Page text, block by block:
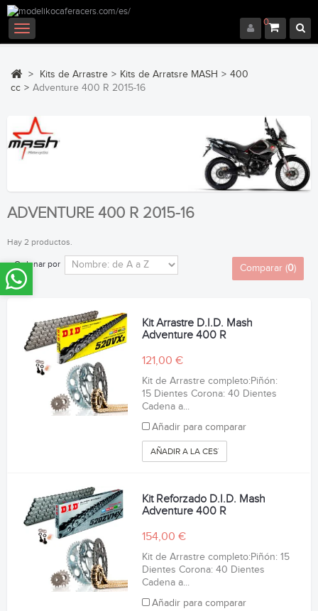
0
Navegación
Toggle
> Kits de Arrastre > Kits de Arratsre MASH > 400
cc > Adventure 400 R 2015-16
ADVENTURE 400 R 2015-16
Hay 2 productos.
Ordenar por Comparar (0)
Kit Arrastre D.I.D. Mash
Adventure 400 R
121,00 €
Kit de Arrastre completo:Piñón:
15 Dientes Corona: 40 Dientes
Cadena a...
Añadir para comparar
AÑADIR A LA CESTA
Kit Reforzado D.I.D. Mash
Adventure 400 R
154,00 €
Kit de Arrastre completo:Piñón: 15
Dientes Corona: 40 Dientes
Cadena a...
Añadir para comparar